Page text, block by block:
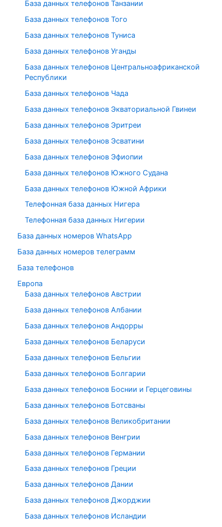
База данных телефонов Танзании
База данных телефонов Того
База данных телефонов Туниса
База данных телефонов Уганды
База данных телефонов Центральноафриканской
Республики
База данных телефонов Чада
База данных телефонов Экваториальной Гвинеи
База данных телефонов Эритреи
База данных телефонов Эсватини
База данных телефонов Эфиопии
База данных телефонов Южного Судана
База данных телефонов Южной Африки
Телефонная база данных Нигера
Телефонная база данных Нигерии
База данных номеров WhatsApp
База данных номеров телеграмм
База телефонов
Европа
База данных телефонов Австрии
База данных телефонов Албании
База данных телефонов Андорры
База данных телефонов Беларуси
База данных телефонов Бельгии
База данных телефонов Болгарии
База данных телефонов Боснии и Герцеговины
База данных телефонов Ботсваны
База данных телефонов Великобритании
База данных телефонов Венгрии
База данных телефонов Германии
База данных телефонов Греции
База данных телефонов Дании
База данных телефонов Джорджии
База данных телефонов Исландии